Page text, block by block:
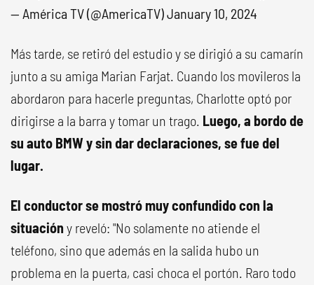
— América TV (@AmericaTV)January 10, 2024
Más tarde, se retiró del estudio y se dirigió a su camarín
junto a su amiga Marian Farjat. Cuando los movileros la
abordaron para hacerle preguntas, Charlotte optó por
dirigirse a la barra y tomar un trago. Luego, a bordo de
su auto BMW y sin dar declaraciones, se fue del
lugar.
El conductor se mostró muy confundido con la
situación y reveló: "No solamente no atiende el
teléfono, sino que además en la salida hubo un
problema en la puerta, casi choca el portón. Raro todo